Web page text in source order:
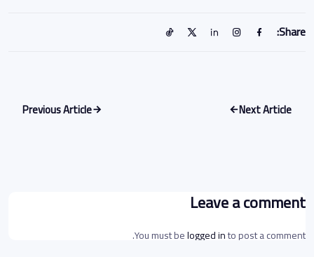
Share:
Next Article
Previous Article
Leave a comment
You must belogged into post a comment.